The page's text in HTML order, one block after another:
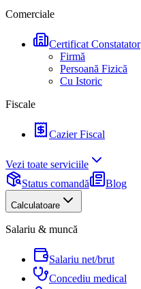
Comerciale
Certificat Constatator
Firmă
Persoană Fizică
Cu Istoric
Fiscale
Cazier Fiscal
Vezi toate serviciile
Status comandă
Blog
Calculatoare
Salariu & muncă
Salariu net/brut
Concediu medical